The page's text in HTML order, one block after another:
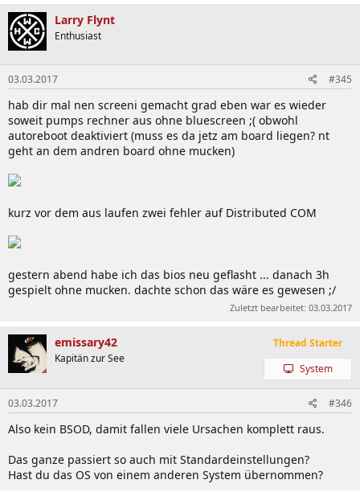
G.SKILL Ares F3-2133C9D-8GAB
kompatibel
emissary42|kompatibel
G.SKILL TridentX F3-2400C9Q-16GTXD
emissary42
kompatibel
G.SKILL TridentX F3-2400C9D-8GTXD | User:
emissary42| kompatibel
OCZ Reaper HPC Low Voltage OCZ3RPR2133C7LV4GK
User:emissary42 |kompatibel| Achtung: Module
kompatibel
| auch @ DDR3-2133(+)
Team Group Elite TED38192M1333HC9DC| User:
TLAD316G2400HC11CDC01
| User: iCrack | kompatibel
--> Bitte helft mit sammeln!
Z97X-SOC Force:EK launches GIGABYTE® Z97X-SOC
Force water cooling solution | EKWB
Larry Flynt
Enthusiast
03.03.2017 #345
hab dir mal nen screeni gemacht grad eben war es wieder
soweit pumps rechner aus ohne bluescreen ;( obwohl
autoreboot deaktiviert (muss es da jetz am board liegen? nt
geht an dem andren board ohne mucken)
kurz vor dem aus laufen zwei fehler auf Distributed COM
gestern abend habe ich das bios neu geflasht ... danach 3h
gespielt ohne mucken. dachte schon das wäre es gewesen ;/
Zuletzt bearbeitet: 03.03.2017
emissary42
Kapitän zur See
Thread Starter
System
03.03.2017 #346
Also kein BSOD, damit fallen viele Ursachen komplett raus.
Das ganze passiert so auch mit Standardeinstellungen?
Hast du das OS von einem anderen System übernommen?